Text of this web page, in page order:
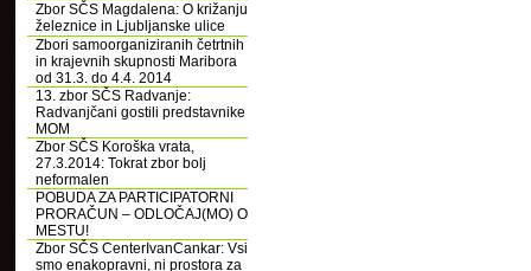
Zbor SČS Magdalena: O križanju
železnice in Ljubljanske ulice
Zbori samoorganiziranih četrtnih
in krajevnih skupnosti Maribora
od 31.3. do 4.4. 2014
13. zbor SČS Radvanje:
Radvanjčani gostili predstavnike
MOM
Zbor SČS Koroška vrata,
27.3.2014: Tokrat zbor bolj
neformalen
POBUDA ZA PARTICIPATORNI
PRORAČUN – ODLOČAJ(MO) O
MESTU!
Zbor SČS CenterIvanCankar: Vsi
smo enakopravni, ni prostora za